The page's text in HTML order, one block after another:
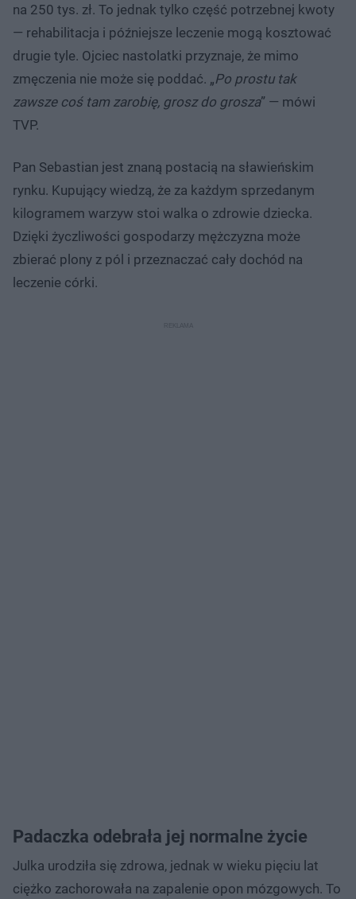
na 250 tys. zł. To jednak tylko część potrzebnej kwoty
— rehabilitacja i późniejsze leczenie mogą kosztować
drugie tyle. Ojciec nastolatki przyznaje, że mimo
zmęczenia nie może się poddać. „Po prostu tak
zawsze coś tam zarobię, grosz do grosza” — mówi
TVP.
Pan Sebastian jest znaną postacią na sławieńskim
rynku. Kupujący wiedzą, że za każdym sprzedanym
kilogramem warzyw stoi walka o zdrowie dziecka.
Dzięki życzliwości gospodarzy mężczyzna może
zbierać plony z pól i przeznaczać cały dochód na
leczenie córki.
Padaczka odebrała jej normalne życie
Julka urodziła się zdrowa, jednak w wieku pięciu lat
ciężko zachorowała na zapalenie opon mózgowych. To